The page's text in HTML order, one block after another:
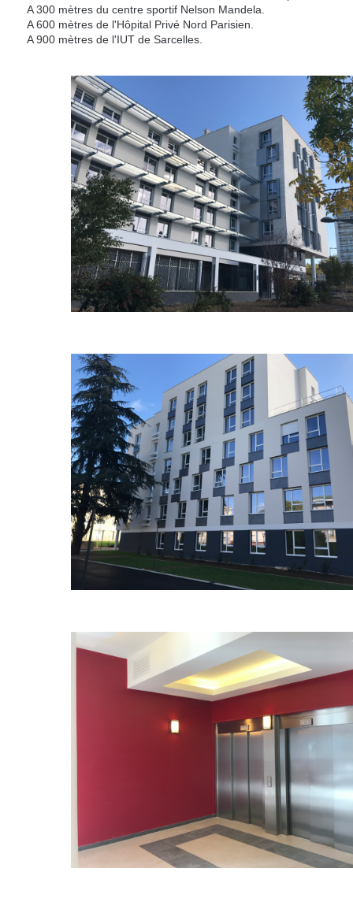
A 300 mètres du centre sportif Nelson Mandela.
A 600 mètres de l'Hôpital Privé Nord Parisien.
A 900 mètres de l'IUT de Sarcelles.